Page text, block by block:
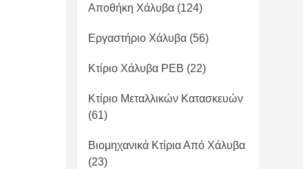
Αποθήκη Χάλυβα (124)
Εργαστήριο Χάλυβα (56)
Κτίριο Χάλυβα PEB (22)
Κτίριο Μεταλλικών Κατασκευών
(61)
Βιομηχανικά Κτίρια Από Χάλυβα
(23)